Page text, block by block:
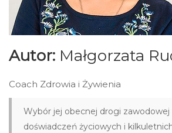
Autor: Małgorzata
Coach Zdrowia i Żywienia
Wybór jej obecnej drogi
doświadczeń życiowych i